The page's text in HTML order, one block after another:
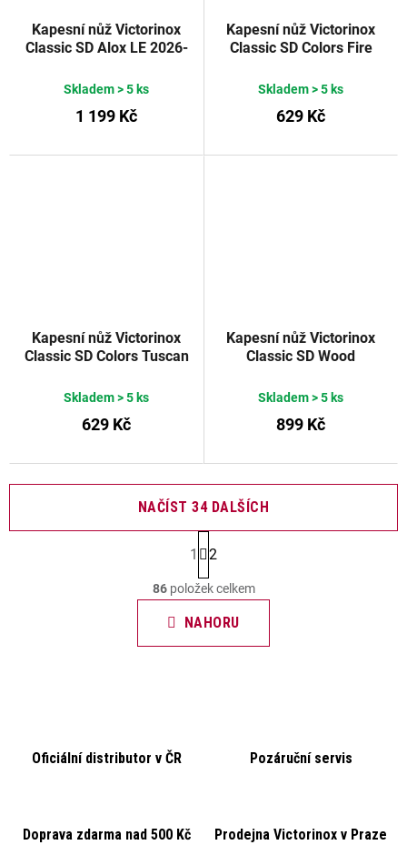
Kapesní nůž Victorinox
Classic SD Alox LE 2026-
Victorinox
Skladem> 5 ks
1 199 Kč
Kapesní nůž Victorinox
Classic SD Colors Fire
Skladem> 5 ks
629 Kč
Kapesní nůž Victorinox
Classic SD Colors Tuscan
Skladem> 5 ks
629 Kč
Kapesní nůž Victorinox
Classic SD Wood
Skladem> 5 ks
899 Kč
O
v
l
á
NAČÍST 34 DALŠÍCH
t
r
á
n
k
1 2
86položek celkem
NAHORU
Oficiální distributor v ČR Pozáruční servis
Doprava zdarma nad 500 Kč Prodejna Victorinox v Praze